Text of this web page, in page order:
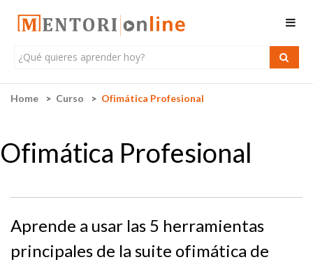
Home Curso Ofimática Profesional
Ofimática Profesional
Aprende a usar las 5 herramientas
principales de la suite ofimática de